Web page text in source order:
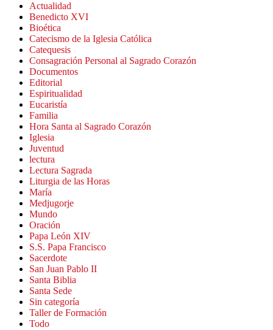
Actualidad
Benedicto XVI
Bioética
Catecismo de la Iglesia Católica
Catequesis
Consagración Personal al Sagrado Corazón
Documentos
Editorial
Espiritualidad
Eucaristía
Familia
Hora Santa al Sagrado Corazón
Iglesia
Juventud
lectura
Lectura Sagrada
Liturgia de las Horas
María
Medjugorje
Mundo
Oración
Papa León XIV
S.S. Papa Francisco
Sacerdote
San Juan Pablo II
Santa Biblia
Santa Sede
Sin categoría
Taller de Formación
Todo